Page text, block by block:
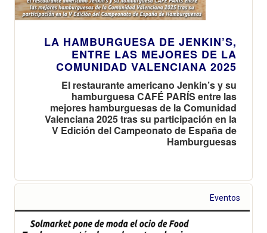
LA HAMBURGUESA DE JENKIN’S,
ENTRE LAS MEJORES DE LA
COMUNIDAD VALENCIANA 2025
El restaurante americano Jenkin’s y su
hamburguesa CAFÉ PARÍS entre las
mejores hamburguesas de la Comunidad
Valenciana 2025 tras su participación en la
V Edición del Campeonato de España de
Hamburguesas
Eventos